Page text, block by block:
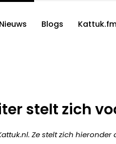
Nieuws Blogs
stelt zich
Ze stelt zich hieronder